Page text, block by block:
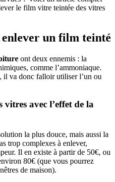
le film vitre teintée des vitres
un film teinté
ont deux ennemis : la
comme l’ammoniaque.
il va donc falloir utiliser l’un ou
vitres avec l’effet de la
la plus douce, mais aussi la
trop complexes à enlever,
Il en existe à partir de 50€, ou
80€ (que vous pourrez
de maison).